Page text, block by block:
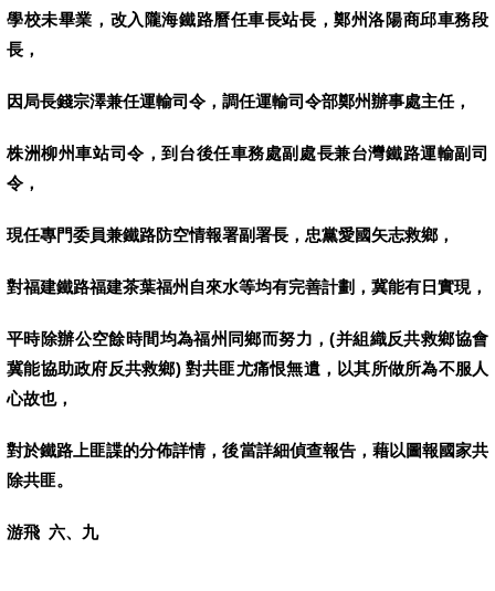
學校未畢業，改入 隴海鐵路曆任車長站長，鄭州洛陽商邱車務段
長，
因局長錢宗澤兼任運輸司令，調任運輸司令部鄭州辦事處主任，
株洲柳州車站司令，到台後任車務處副處長兼台灣鐵路運輸副司
令，
現任專門委員兼鐵路防空情報署副署長，忠黨愛國矢志救鄉，
對福建鐵路福建茶葉福州自來水等均有完善計劃，冀能有日實現，
平時除辦公空餘時間均為福州同鄉而努力，(并組織反共救鄉協會
冀能協助政府反共救鄉) 對共匪尤痛恨無遺，以其所做所為不服人
心故也，
對於鐵路上匪諜的分佈詳情，後當詳細偵查報告，藉以圖報國家共
除共匪。
游飛 六、 九